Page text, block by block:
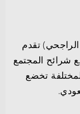
تقدم
شرائح المجتمع
تخضع